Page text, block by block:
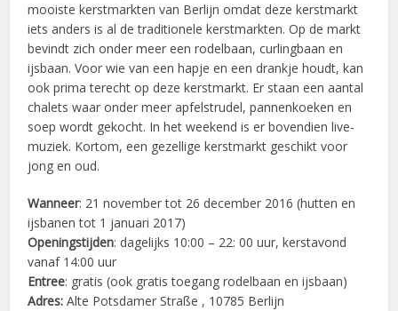
mooiste kerstmarkten van Berlijn omdat deze kerstmarkt
iets anders is al de traditionele kerstmarkten. Op de markt
bevindt zich onder meer een rodelbaan, curlingbaan en
ijsbaan. Voor wie van een hapje en een drankje houdt, kan
ook prima terecht op deze kerstmarkt. Er staan een aantal
chalets waar onder meer apfelstrudel, pannenkoeken en
soep wordt gekocht. In het weekend is er bovendien live-
muziek. Kortom, een gezellige kerstmarkt geschikt voor
jong en oud.
Wanneer: 21 november tot 26 december 2016 (hutten en
ijsbanen tot 1 januari 2017)
Openingstijden: dagelijks 10:00 – 22: 00 uur, kerstavond
vanaf 14:00 uur
Entree: gratis (ook gratis toegang rodelbaan en ijsbaan)
Adres: Alte Potsdamer Straße , 10785 Berlijn